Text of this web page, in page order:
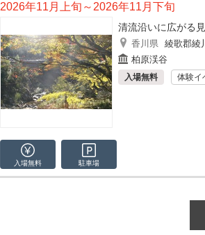
2026年11月上旬～2026年11月下旬
清流沿いに広がる
香川県 綾歌郡綾
柏原渓谷
入場無料 体験イ
入場無料 駐車場